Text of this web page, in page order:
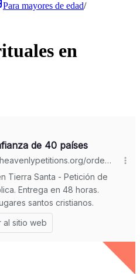
Para mayores de edad/
en